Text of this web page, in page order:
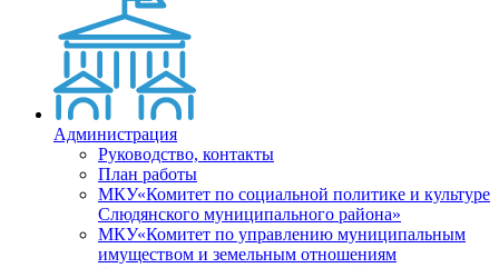
Администрация
Руководство, контакты
План работы
МКУ«Комитет по социальной политике и культуре
Слюдянского муниципального района»
МКУ«Комитет по управлению муниципальным
имуществом и земельным отношениям